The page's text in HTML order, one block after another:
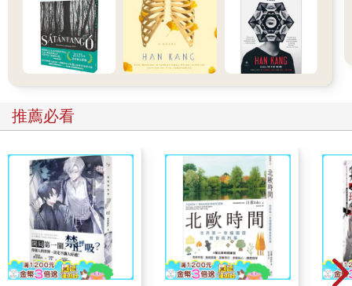
推薦必看